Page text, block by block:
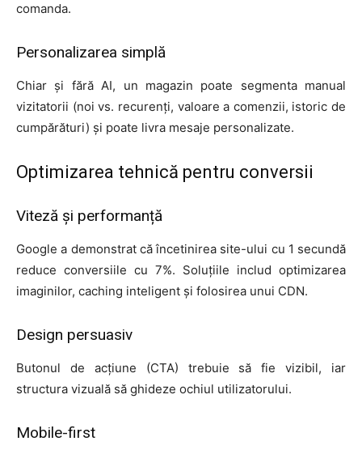
comanda.
Personalizarea simplă
Chiar și fără AI, un magazin poate segmenta manual
vizitatorii (noi vs. recurenți, valoare a comenzii, istoric de
cumpărături) și poate livra mesaje personalizate.
Optimizarea tehnică pentru conversii
Viteză și performanță
Google a demonstrat că încetinirea site-ului cu 1 secundă
reduce conversiile cu 7%. Soluțiile includ optimizarea
imaginilor, caching inteligent și folosirea unui CDN.
Design persuasiv
Butonul de acțiune (CTA) trebuie să fie vizibil, iar
structura vizuală să ghideze ochiul utilizatorului.
Mobile-first